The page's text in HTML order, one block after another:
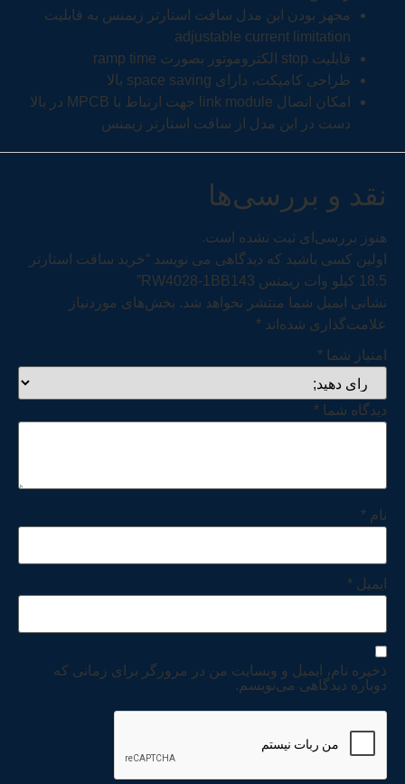
مجهز بودن این مدل سافت استارتر زیمنس به قابلیت
adjustable current limitation
قابلیت stop الکتروموتور بصورت ramp time
طراحی کامپکت، دارای space saving بالا
امکان اتصال link module جهت ارتباط با MPCB در بالا
دست در این مدل از سافت استارتر زیمنس
نقد و بررسی‌ها
هنوز بررسی‌ای ثبت نشده است.
اولین کسی باشید که دیدگاهی می نویسد “خرید سافت استارتر
18.5 کیلو وات زیمنس RW4028-1BB143”
نشانی ایمیل شما منتشر نخواهد شد. بخش‌های موردنیاز
علامت‌گذاری شده‌اند *
امتیاز شما *
دیدگاه شما *
نام *
ایمیل *
ذخیره نام، ایمیل و وبسایت من در مرورگر برای زمانی که
دوباره دیدگاهی می‌نویسم.